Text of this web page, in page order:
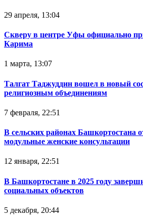
29 апреля, 13:04
Скверу в центре Уфы официально
Карима
1 марта, 13:07
Талгат Таджуддин вошел в новый
религиозным объединениям
7 февраля, 22:51
В сельских районах Башкортостана
модульные женские консультации
12 января, 22:51
В Башкортостане в 2025 году
социальных объектов
5 декабря, 20:44